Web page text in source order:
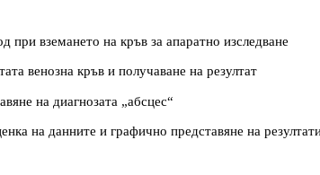
при вземането на кръв за апаратно изследване
венозна кръв и получаване на резултат
на диагнозата „абсцес“
на данните и графично представяне на